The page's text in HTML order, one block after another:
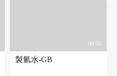
00:06
製氫水-GB